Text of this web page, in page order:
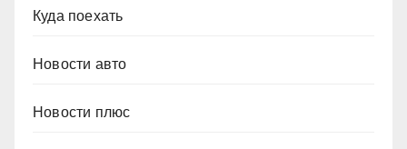
Куда поехать
Новости авто
Новости плюс